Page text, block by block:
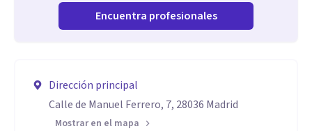
Encuentra profesionales
Dirección principal
Calle de Manuel Ferrero, 7, 28036 Madrid
Mostrar en el mapa